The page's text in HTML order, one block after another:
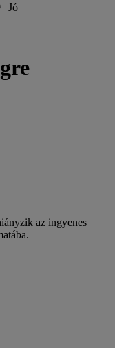
Jó
az ingyenes